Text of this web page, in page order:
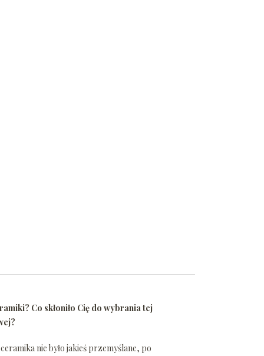
Co skłoniło Cię do wybrania tej
nie było jakieś przemyślane, po